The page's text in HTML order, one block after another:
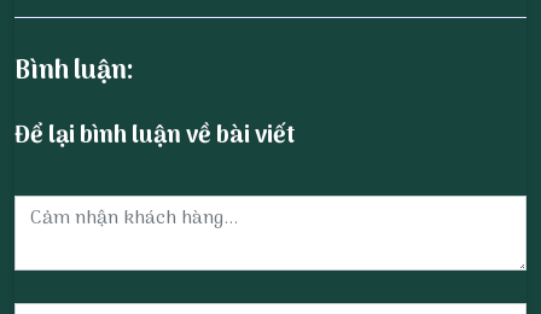
Bình luận:
Để lại bình luận về bài viết